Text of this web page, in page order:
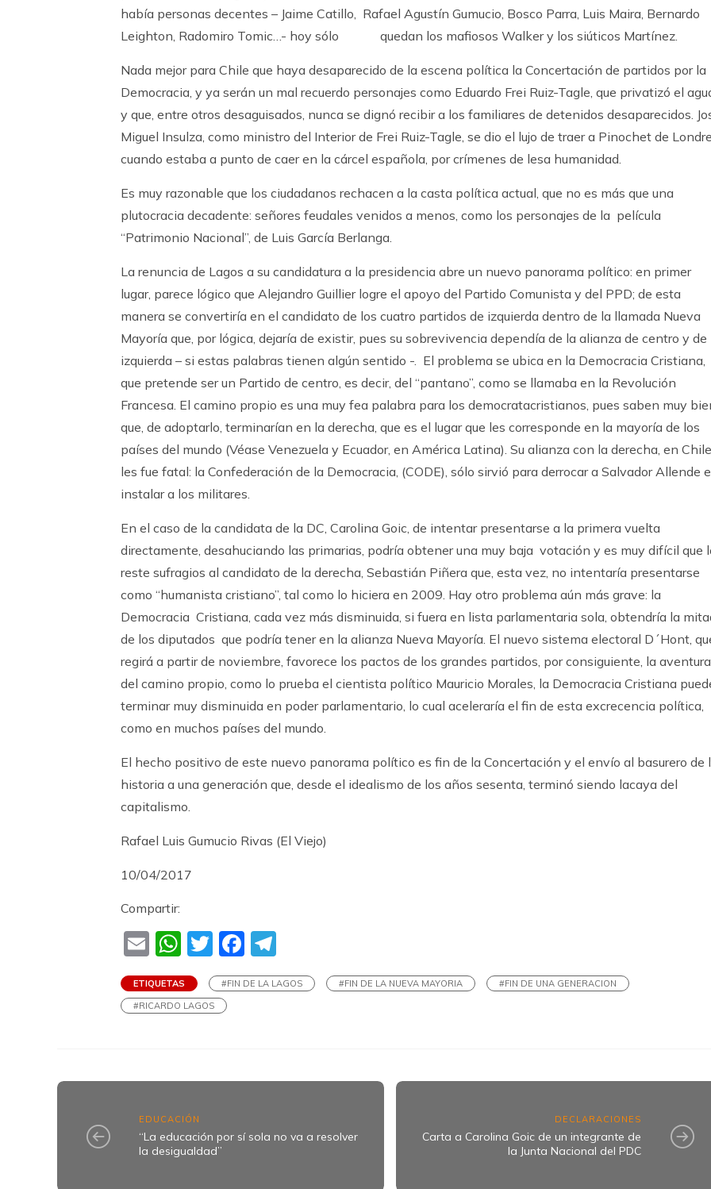
había personas decentes – Jaime Catillo, Rafael Agustín Gumucio, Bosco Parra, Luis Maira, Bernardo
Leighton, Radomiro Tomic…- hoy sólo quedan los mafiosos Walker y los siúticos Martínez.
Nada mejor para Chile que haya desaparecido de la escena política la Concertación de partidos por la
Democracia, y ya serán un mal recuerdo personajes como Eduardo Frei Ruiz-Tagle, que privatizó el
y que, entre otros desaguisados, nunca se dignó recibir a los familiares de detenidos desaparecidos.
Miguel Insulza, como ministro del Interior de Frei Ruiz-Tagle, se dio el lujo de traer a Pinochet de
cuando estaba a punto de caer en la cárcel española, por crímenes de lesa humanidad.
Es muy razonable que los ciudadanos rechacen a la casta política actual, que no es más que una
plutocracia decadente: señores feudales venidos a menos, como los personajes de la película
“Patrimonio Nacional”, de Luis García Berlanga.
La renuncia de Lagos a su candidatura a la presidencia abre un nuevo panorama político: en primer
lugar, parece lógico que Alejandro Guillier logre el apoyo del Partido Comunista y del PPD; de esta
manera se convertiría en el candidato de los cuatro partidos de izquierda dentro de la llamada Nueva
Mayoría que, por lógica, dejaría de existir, pues su sobrevivencia dependía de la alianza de centro y de
izquierda – si estas palabras tienen algún sentido -. El problema se ubica en la Democracia Cristiana,
que pretende ser un Partido de centro, es decir, del “pantano”, como se llamaba en la Revolución
Francesa. El camino propio es una muy fea palabra para los democratacristianos, pues saben muy
que, de adoptarlo, terminarían en la derecha, que es el lugar que les corresponde en la mayoría de los
países del mundo (Véase Venezuela y Ecuador, en América Latina). Su alianza con la derecha, en
les fue fatal: la Confederación de la Democracia, (CODE), sólo sirvió para derrocar a Salvador Allende e
instalar a los militares.
En el caso de la candidata de la DC, Carolina Goic, de intentar presentarse a la primera vuelta
directamente, desahuciando las primarias, podría obtener una muy baja votación y es muy difícil que
reste sufragios al candidato de la derecha, Sebastián Piñera que, esta vez, no intentaría presentarse
como “humanista cristiano”, tal como lo hiciera en 2009. Hay otro problema aún más grave: la
Democracia Cristiana, cada vez más disminuida, si fuera en lista parlamentaria sola, obtendría la
de los diputados que podría tener en la alianza Nueva Mayoría. El nuevo sistema electoral D´Hont,
regirá a partir de noviembre, favorece los pactos de los grandes partidos, por consiguiente, la aventura
del camino propio, como lo prueba el cientista político Mauricio Morales, la Democracia Cristiana
terminar muy disminuida en poder parlamentario, lo cual aceleraría el fin de esta excrecencia política,
como en muchos países del mundo.
El hecho positivo de este nuevo panorama político es fin de la Concertación y el envío al basurero de
historia a una generación que, desde el idealismo de los años sesenta, terminó siendo lacaya del
capitalismo.
Rafael Luis Gumucio Rivas (El Viejo)
10/04/2017
Compartir:
EmailWhatsApp
TwitterFacebook
ETIQUETAS #FIN DE LA LAGOS #FIN DE LA NUEVA MAYORIA
#FIN DE UNA GENERACION
#RICARDO LAGOS
EDUCACIÓN
“La educación por sí sola no va a resolver
la desigualdad”
DECLARACIONES
Carta a Carolina Goic de un integrante de
la Junta Nacional del PDC